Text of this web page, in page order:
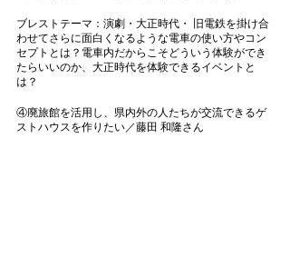
ブレストテーマ：演劇・大正時代・ 旧電鉄を掛け合
わせてさらに面白くなるような電車の使い方やコン
セプトとは？電車内だからこそどういう体験ができ
たらいいのか、大正時代を体験できるイベントと
は？
④廃旅館を活用し、県内外の人たちが交流できるゲ
ストハウスを作りたい／藤田 和隆さん